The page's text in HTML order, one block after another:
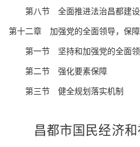
第八节 全面推进法治昌都建设
第十二章 加强党的全面领导， 保障
第一节 坚持和加强党的全面
第二节 强化要素保障
第三节 健全规划落实机制
昌都市 国民经济